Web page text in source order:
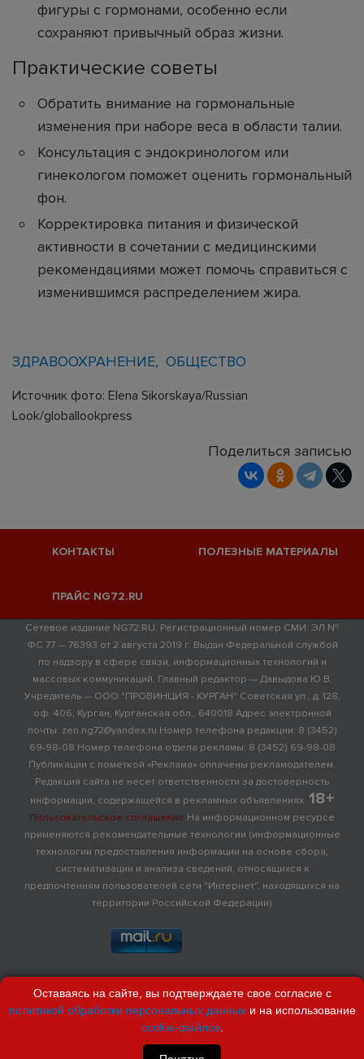
фигуры с гормонами, особенно если
сохраняют привычный образ жизни.
Практические советы
Обратить внимание на гормональные
изменения при наборе веса в области талии.
Консультация с эндокринологом или
гинекологом поможет оценить гормональный
фон.
Корректировка питания и физической
активности в сочетании с медицинскими
рекомендациями может помочь справиться с
изменившимся распределением жира.
ЗДРАВООХРАНЕНИЕ ОБЩЕСТВО
Источник фото: Elena Sikorskaya/Russian
Look/globallookpress
Поделиться записью
КОНТАКТЫ ПОЛЕЗНЫЕ МАТЕРИАЛЫ
ПРАЙС NG72.RU
Сетевое издание NG72.RU. Регистрационный номер СМИ: ЭЛ №
ФС 77 — 76393 от 2 августа 2019 г. Выдан Федеральной службой
по надзору в сфере связи, информационных технологий и
массовых коммуникаций. Главный редактор — Давыдова Ю.В.
Учредитель — ООО "ПРОВИНЦИЯ - КУРГАН" Советская ул., д. 128,
оф. 406, Курган, Курганская обл., 640018 Адрес электронной
почты: zen.ng72@yandex.ru Номер телефона редакции: 8 (3452)
69-98-08 Номер телефона отдела рекламы: 8 (3452) 69-98-08
Публикации с пометкой «Реклама» оплачены рекламодателем.
Редакция сайта не несет ответственности за достоверность
информации, содержащейся в рекламных объявлениях. 18+
Пользовательское соглашение На информационном ресурсе
применяются рекомендательные технологии (информационные
технологии предоставления информации на основе сбора,
систематизации и анализа сведений, относящихся к
предпочтениям пользователей сети "Интернет", находящихся на
территории Российской Федерации)
Оставаясь на сайте, вы подтверждаете свое согласие с
политикой обработки персональных данныхи на использование
cookie-файлов.